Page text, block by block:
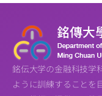
銘伝大学の金融科技学
ように訓練することを